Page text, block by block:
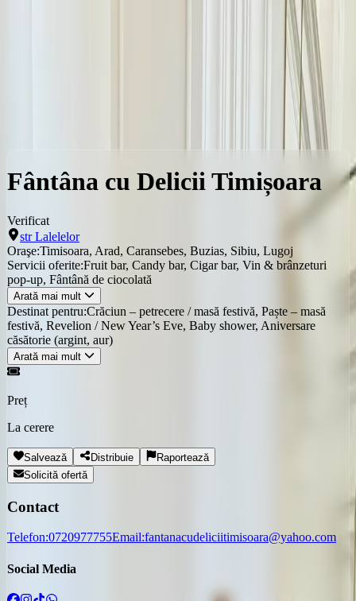
Fântâna cu Delicii Timișoara
Verificat
str Lalelelor
Oraşe:Timisoara, Arad, Caransebes, Buzias, Sibiu, Lugoj
Servicii oferite:Fruit bar, Candy bar, Cigar bar, Vin & brânzeturi
pop-up, Fântână de ciocolată
Arată mai mult
Destinat pentru:Crăciun – petrecere / masă festivă, Paște – masă
festivă, Revelion / New Year’s Eve, Baby shower, Aniversare
căsătorie (argint, aur)
Arată mai mult
Preț
La cerere
Salvează Distribuie
Raportează
Solicită ofertă
Contact
Telefon:0720977755Email:fantanacudeliciitimisoara@yahoo.com
Social Media